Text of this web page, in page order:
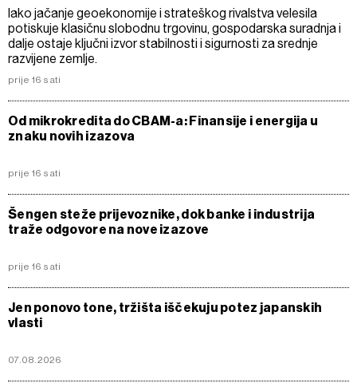
Iako jačanje geoekonomije i strateškog rivalstva velesila
potiskuje klasičnu slobodnu trgovinu, gospodarska suradnja i
dalje ostaje ključni izvor stabilnosti i sigurnosti za srednje
razvijene zemlje.
prije 16 sati
Od mikrokredita do CBAM-a: Finansije i energija u
znaku novih izazova
prije 16 sati
Šengen steže prijevoznike, dok banke i industrija
traže odgovore na nove izazove
prije 16 sati
Jen ponovo tone, tržišta iščekuju potez japanskih
vlasti
07.08.2026